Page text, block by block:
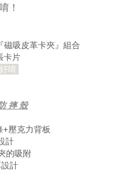
！
『磁吸皮革卡夾』組合
卡片
唷
摔 殼
壓克力背板
計
的吸附
計